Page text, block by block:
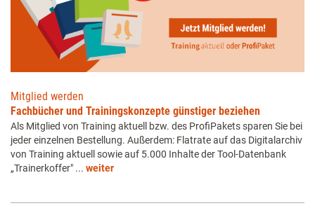
Mitglied werden
Fachbücher und Trainingskonzepte günstiger beziehen
Als Mitglied von Training aktuell bzw. des ProfiPakets sparen Sie bei
jeder einzelnen Bestellung. Außerdem: Flatrate auf das Digitalarchiv
von Training aktuell sowie auf 5.000 Inhalte der Tool-Datenbank
„Trainerkoffer" ... weiter